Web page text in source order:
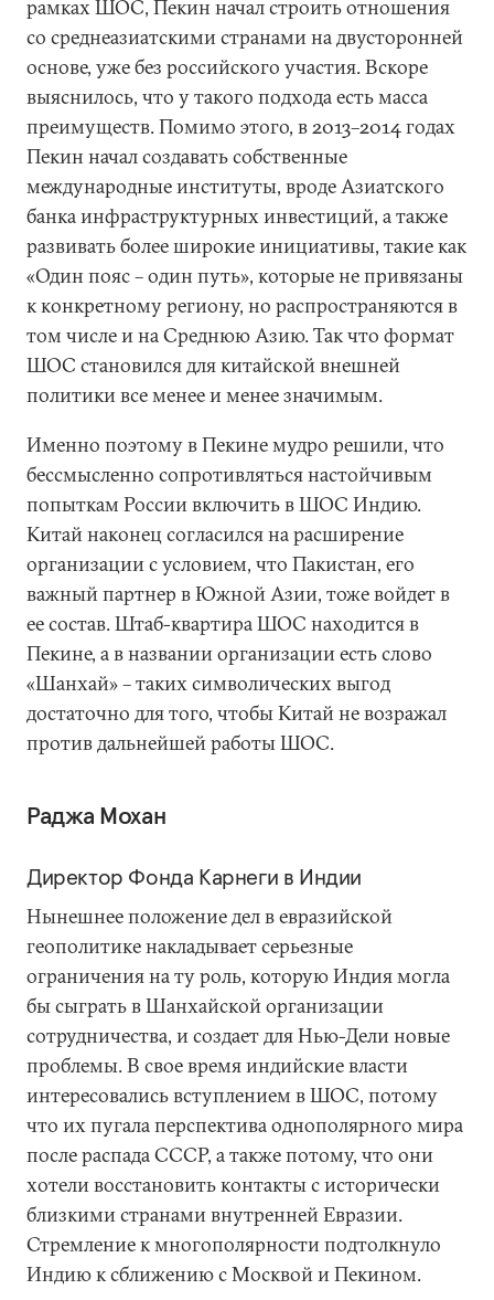
рамках ШОС, Пекин начал строить отношения
со среднеазиатскими странами на двусторонней
основе, уже без российского участия. Вскоре
выяснилось, что у такого подхода есть масса
преимуществ. Помимо этого, в 2013–2014 годах
Пекин начал создавать собственные
международные институты, вроде Азиатского
банка инфраструктурных инвестиций, а также
развивать более широкие инициативы, такие как
«Один пояс – один путь», которые не привязаны
к конкретному региону, но распространяются в
том числе и на Среднюю Азию. Так что формат
ШОС становился для китайской внешней
политики все менее и менее значимым.
Именно поэтому в Пекине мудро решили, что
бессмысленно сопротивляться настойчивым
попыткам России включить в ШОС Индию.
Китай наконец согласился на расширение
организации с условием, что Пакистан, его
важный партнер в Южной Азии, тоже войдет в
ее состав. Штаб-квартира ШОС находится в
Пекине, а в названии организации есть слово
«Шанхай» – таких символических выгод
достаточно для того, чтобы Китай не возражал
против дальнейшей работы ШОС.
Раджа Мохан
Директор Фонда Карнеги в Индии
Нынешнее положение дел в евразийской
геополитике накладывает серьезные
ограничения на ту роль, которую Индия могла
бы сыграть в Шанхайской организации
сотрудничества, и создает для Нью-Дели новые
проблемы. В свое время индийские власти
интересовались вступлением в ШОС, потому
что их пугала перспектива однополярного мира
после распада СССР, а также потому, что они
хотели восстановить контакты с исторически
близкими странами внутренней Евразии.
Стремление к многополярности подтолкнуло
Индию к сближению с Москвой и Пекином.